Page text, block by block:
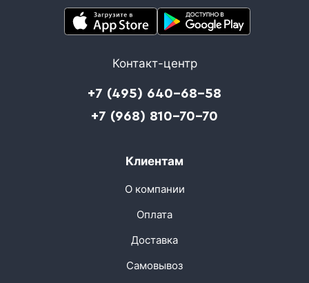
Контакт-центр
+7 (495) 640-68-58
+7 (968) 810-70-70
Клиентам
О компании
Оплата
Доставка
Самовывоз